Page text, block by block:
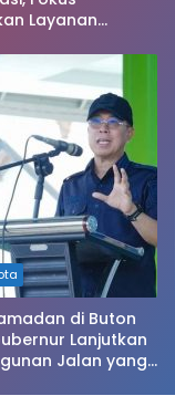
Layanan
di Buton
Lanjutkan
Jalan yang